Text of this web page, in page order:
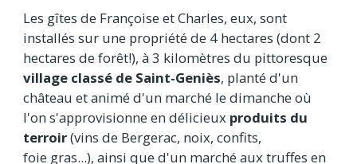
Les gîtes de Françoise et Charles, eux, sont
installés sur une propriété de 4 hectares (dont 2
hectares de forêt!), à 3 kilomètres du pittoresque
village classé de Saint-Geniès, planté d'un
château et animé d'un marché le dimanche où
l'on s'approvisionne en délicieux produits du
terroir(vins de Bergerac, noix, confits,
foie gras...), ainsi que d'un marché aux truffes en